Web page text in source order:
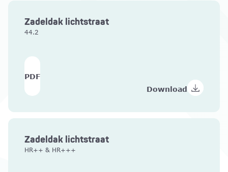
Zadeldak lichtstraat
44.2
PDF
Download
Zadeldak lichtstraat
HR++ & HR+++